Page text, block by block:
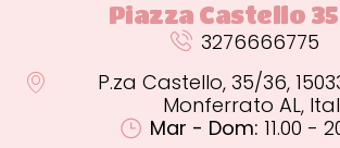
Piazza Castello
3276666775
P.za Castello, 35/36,
Monferrato AL,
Mar - Dom: 11.00 -